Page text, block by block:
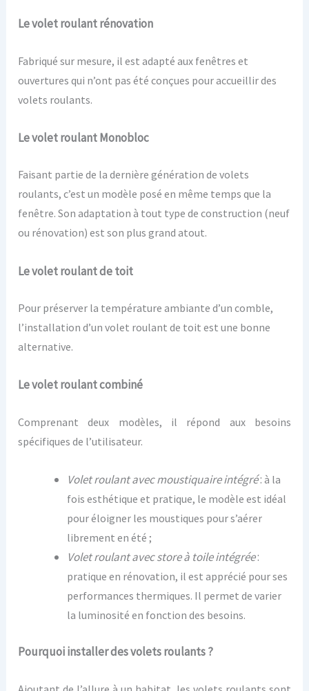
Le volet roulant rénovation
Fabriqué sur mesure, il est adapté aux fenêtres et
ouvertures qui n’ont pas été conçues pour accueillir des
volets roulants.
Le volet roulant Monobloc
Faisant partie de la dernière génération de volets
roulants, c’est un modèle posé en même temps que la
fenêtre. Son adaptation à tout type de construction (neuf
ou rénovation) est son plus grand atout.
Le volet roulant de toit
Pour préserver la température ambiante d’un comble,
l’installation d’un volet roulant de toit est une bonne
alternative.
Le volet roulant combiné
Comprenant deux modèles, il répond aux besoins
spécifiques de l’utilisateur.
Volet roulant avec moustiquaire intégré:à la
fois esthétique et pratique, le modèle est idéal
pour éloigner les moustiques pour s’aérer
librement en été ;
Volet roulant avec store à toile intégrée:
pratique en rénovation, il est apprécié pour ses
performances thermiques. Il permet de varier
la luminosité en fonction des besoins.
Pourquoi installer des volets roulants ?